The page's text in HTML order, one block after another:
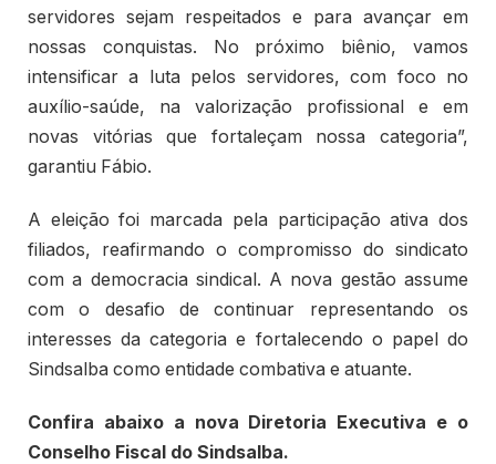
servidores sejam respeitados e para avançar em
nossas conquistas. No próximo biênio, vamos
intensificar a luta pelos servidores, com foco no
auxílio-saúde, na valorização profissional e em
novas vitórias que fortaleçam nossa categoria”,
garantiu Fábio.
A eleição foi marcada pela participação ativa dos
filiados, reafirmando o compromisso do sindicato
com a democracia sindical. A nova gestão assume
com o desafio de continuar representando os
interesses da categoria e fortalecendo o papel do
Sindsalba como entidade combativa e atuante.
Confira abaixo a nova Diretoria Executiva e o
Conselho Fiscal do Sindsalba.